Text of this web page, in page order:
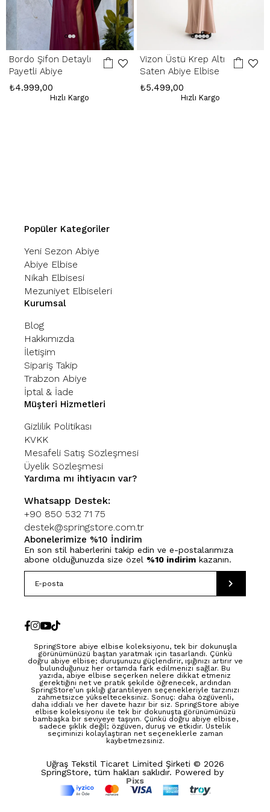
Bordo Şifon Detaylı
Payetli Abiye
₺4.999,00
Hızlı Kargo
Vizon Üstü Krep Altı
Saten Abiye Elbise
₺5.499,00
Hızlı Kargo
Popüler Kategoriler
Yeni Sezon Abiye
Abiye Elbise
Nikah Elbisesi
Mezuniyet Elbiseleri
Kurumsal
Blog
Hakkımızda
İletişim
Sipariş Takip
Trabzon Abiye
İptal & İade
Müşteri Hizmetleri
Gizlilik Politikası
KVKK
Mesafeli Satış Sözleşmesi
Üyelik Sözleşmesi
Yardıma mı ihtiyacın var?
Whatsapp Destek:
+90 850 532 71 75
destek@springstore.com.tr
Abonelerimize %10 İndirim
En son stil haberlerini takip edin ve e-postalarımıza
abone olduğunuzda size özel %10 indirim kazanın.
SpringStore abiye elbise koleksiyonu, tek bir dokunuşla
görünümünüzü baştan yaratmak için tasarlandı. Çünkü
doğru abiye elbise; duruşunuzu güçlendirir, ışığınızı artırır ve
bulunduğunuz her ortamda fark edilmenizi sağlar. Bu
yazıda, abiye elbise seçerken nelere dikkat etmeniz
gerektiğini net ve pratik şekilde öğrenecek, ardından
SpringStore’un şıklığı garantileyen seçenekleriyle tarzınızı
zahmetsizce yükselteceksiniz. Sonuç: daha özgüvenli,
daha iddialı ve her davete hazır bir siz. SpringStore abiye
elbise koleksiyonu ile tek bir dokunuşta görünümünüzü
bambaşka bir seviyeye taşıyın. Çünkü doğru abiye elbise,
sadece şıklık değil; özgüven, duruş ve etkidir. Üstelik
seçiminizi kolaylaştıran net seçeneklerle zaman
kaybetmezsiniz.
Uğraş Tekstil Ticaret Limited Şirketi © 2026
SpringStore, tüm hakları saklıdır. Powered by
Pixs